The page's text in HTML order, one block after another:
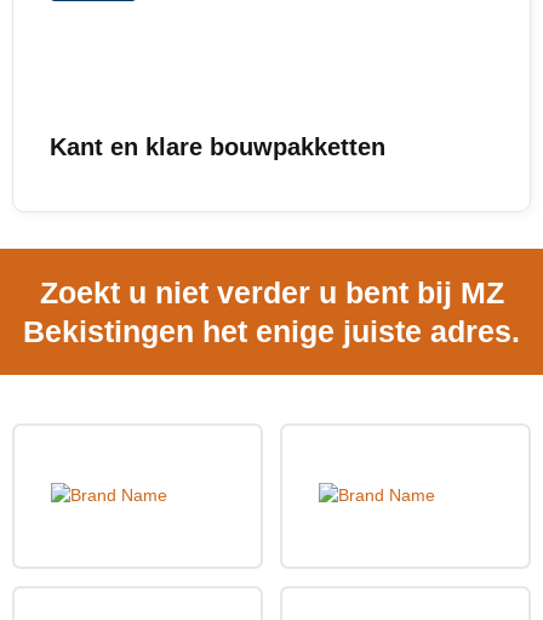
Kant en klare bouwpakketten
Zoekt u niet verder u bent bij MZ
Bekistingen het enige juiste adres.